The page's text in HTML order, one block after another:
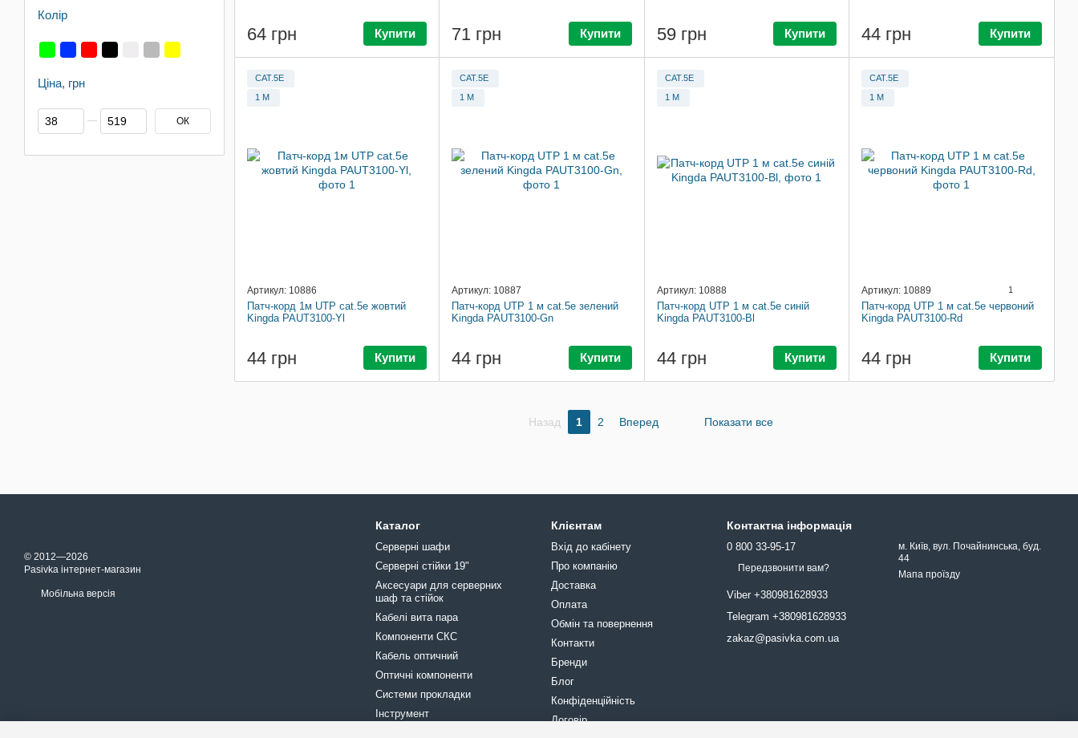
64 грн Купити 71 грн Купити 59 грн Купити 44 грн Купити
CAT.5E
1 М
Артикул: 10886
Патч-корд 1м UTP cat.5e жовтий
Kingda PAUT3100-Yl
44 грн Купити
CAT.5E
1 М
Артикул: 10887
Патч-корд UTP 1 м cat.5e зелений
Kingda PAUT3100-Gn
44 грн Купити
CAT.5E
1 М
Артикул: 10888
Патч-корд UTP 1 м cat.5e синій
Kingda PAUT3100-Bl
44 грн Купити
CAT.5E
1 М
Артикул: 10889 1
Патч-корд UTP 1 м cat.5e червоний
Kingda PAUT3100-Rd
44 грн Купити
Назад 1 2 Вперед Показати все
Колір
Ціна, грн
Від Ціна, грн
До Ціна, грн ОК
© 2012—2026
Pasivka інтернет-магазин
Мобільна версія
Каталог
Серверні шафи
Серверні стійки 19"
Аксесуари для серверних
шаф та стійок
Кабелі вита пара
Компоненти СКС
Кабель оптичний
Оптичні компоненти
Системи прокладки
Інструмент
Клієнтам
Вхід до кабінету
Про компанію
Доставка
Оплата
Обмін та повернення
Контакти
Бренди
Блог
Конфіденційність
Договір
Контактна інформація
0 800 33-95-17
Передзвонити вам?
Viber +380981628933
Telegram +380981628933
zakaz@pasivka.com.ua
м. Київ, вул. Почайнинська, буд.
44
Мапа проїзду